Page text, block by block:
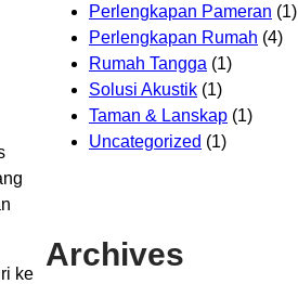
ke
Perlengkapan Pameran (1)
Perlengkapan Rumah (4)
Rumah Tangga (1)
Solusi Akustik (1)
Taman & Lanskap (1)
Uncategorized (1)
Archives